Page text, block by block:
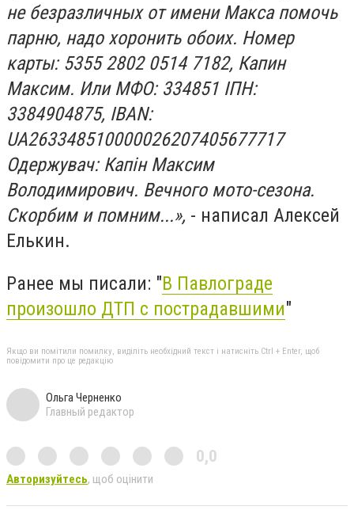
не безразличных от имени Макса помочь
парню, надо хоронить обоих. Номер
карты: 5355 2802 0514 7182, Капин
Максим. Или МФО: 334851 ІПН:
3384904875, IBAN:
UA263348510000026207405677717
Одержувач: Капін Максим
Володимирович. Вечного мото-сезона.
Скорбим и помним...», - написал Алексей
Елькин.
Ранее мы писали: "В Павлограде
произошло ДТП с пострадавшими"
Якщо ви помітили помилку, виділіть необхідний текст і натисніть Ctrl + Enter, щоб
повідомити про це редакцію
Ольга Черненко
Главный редактор
0,0
Авторизуйтесь, щоб оцінити